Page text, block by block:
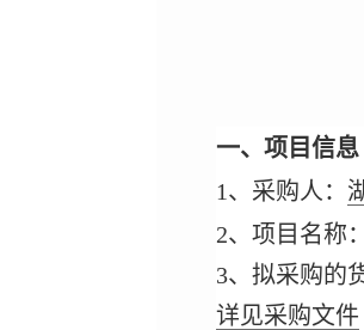
一、项目信息
1、采购人：
2、项目名称：
3、拟采购的
详见采购文件